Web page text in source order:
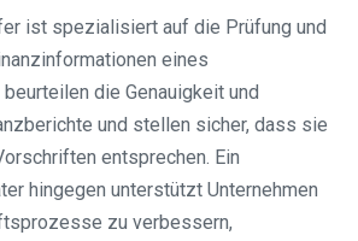
ist spezialisiert auf die Prüfung und
eines
die Genauigkeit und
und stellen sicher, dass sie
entsprechen. Ein
hingegen unterstützt Unternehmen
zu verbessern,